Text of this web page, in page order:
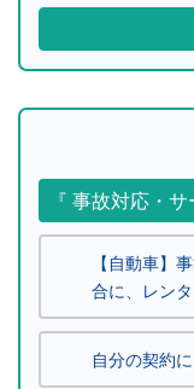
『 事故対応・
【自動車】
合に、レン
自分の契約